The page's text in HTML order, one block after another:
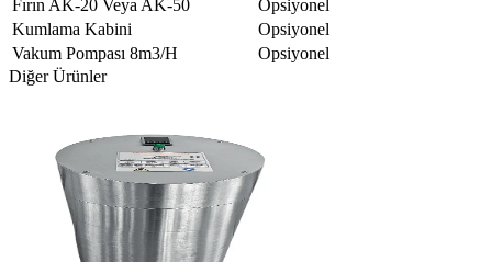
Fırın AK-20 Veya AK-50
Opsiyonel
Kumlama Kabini
Opsiyonel
Vakum Pompası 8m3/H
Opsiyonel
Diğer Ürünler